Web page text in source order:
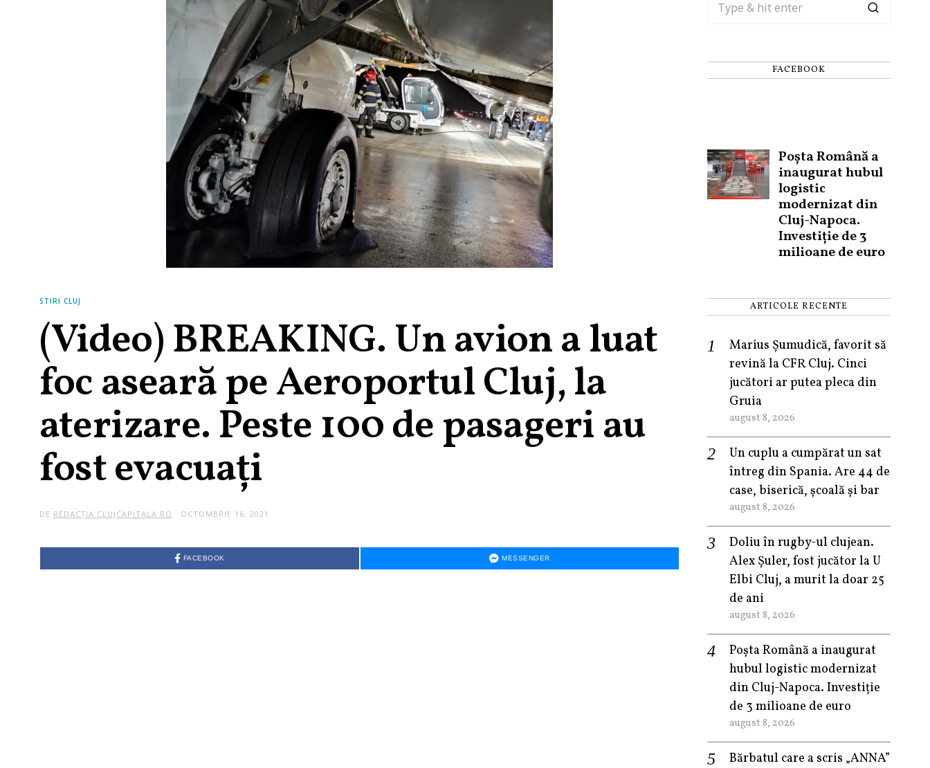
STIRI CLUJ
(Video) BREAKING. Un avion a luat
foc aseară pe Aeroportul Cluj, la
aterizare. Peste 100 de pasageri au
fost evacuați
DE REDACȚIA CLUJCAPITALA.RO OCTOMBRIE 16, 2021
FACEBOOK MESSENGER
FACEBOOK
Poșta Română a
inaugurat hubul
logistic
modernizat din
Cluj-Napoca.
Investiție de 3
milioane de euro
ARTICOLE RECENTE
Marius Șumudică, favorit să
revină la CFR Cluj. Cinci
jucători ar putea pleca din
Gruia
august 8, 2026
Un cuplu a cumpărat un sat
întreg din Spania. Are 44 de
case, biserică, școală și bar
august 8, 2026
Doliu în rugby-ul clujean.
Alex Șuler, fost jucător la U
Elbi Cluj, a murit la doar 25
de ani
august 8, 2026
Poșta Română a inaugurat
hubul logistic modernizat
din Cluj-Napoca. Investiție
de 3 milioane de euro
august 8, 2026
Bărbatul care a scris „ANNA”